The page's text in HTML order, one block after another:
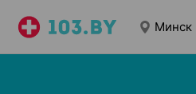
Минск